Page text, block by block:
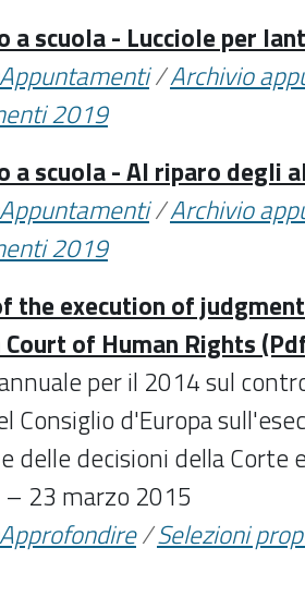
a scuola - Lucciole per
Appuntamenti/Archivio
2019
a scuola - Al riparo degli
Appuntamenti/Archivio
2019
the execution of
of Human Rights
per il 2014 sul
Consiglio d'Europa
delle decisioni della Corte
23 marzo 2015
Approfondire/Selezioni